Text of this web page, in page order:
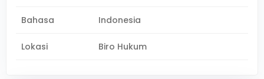
Bahasa Indonesia
Lokasi Biro Hukum